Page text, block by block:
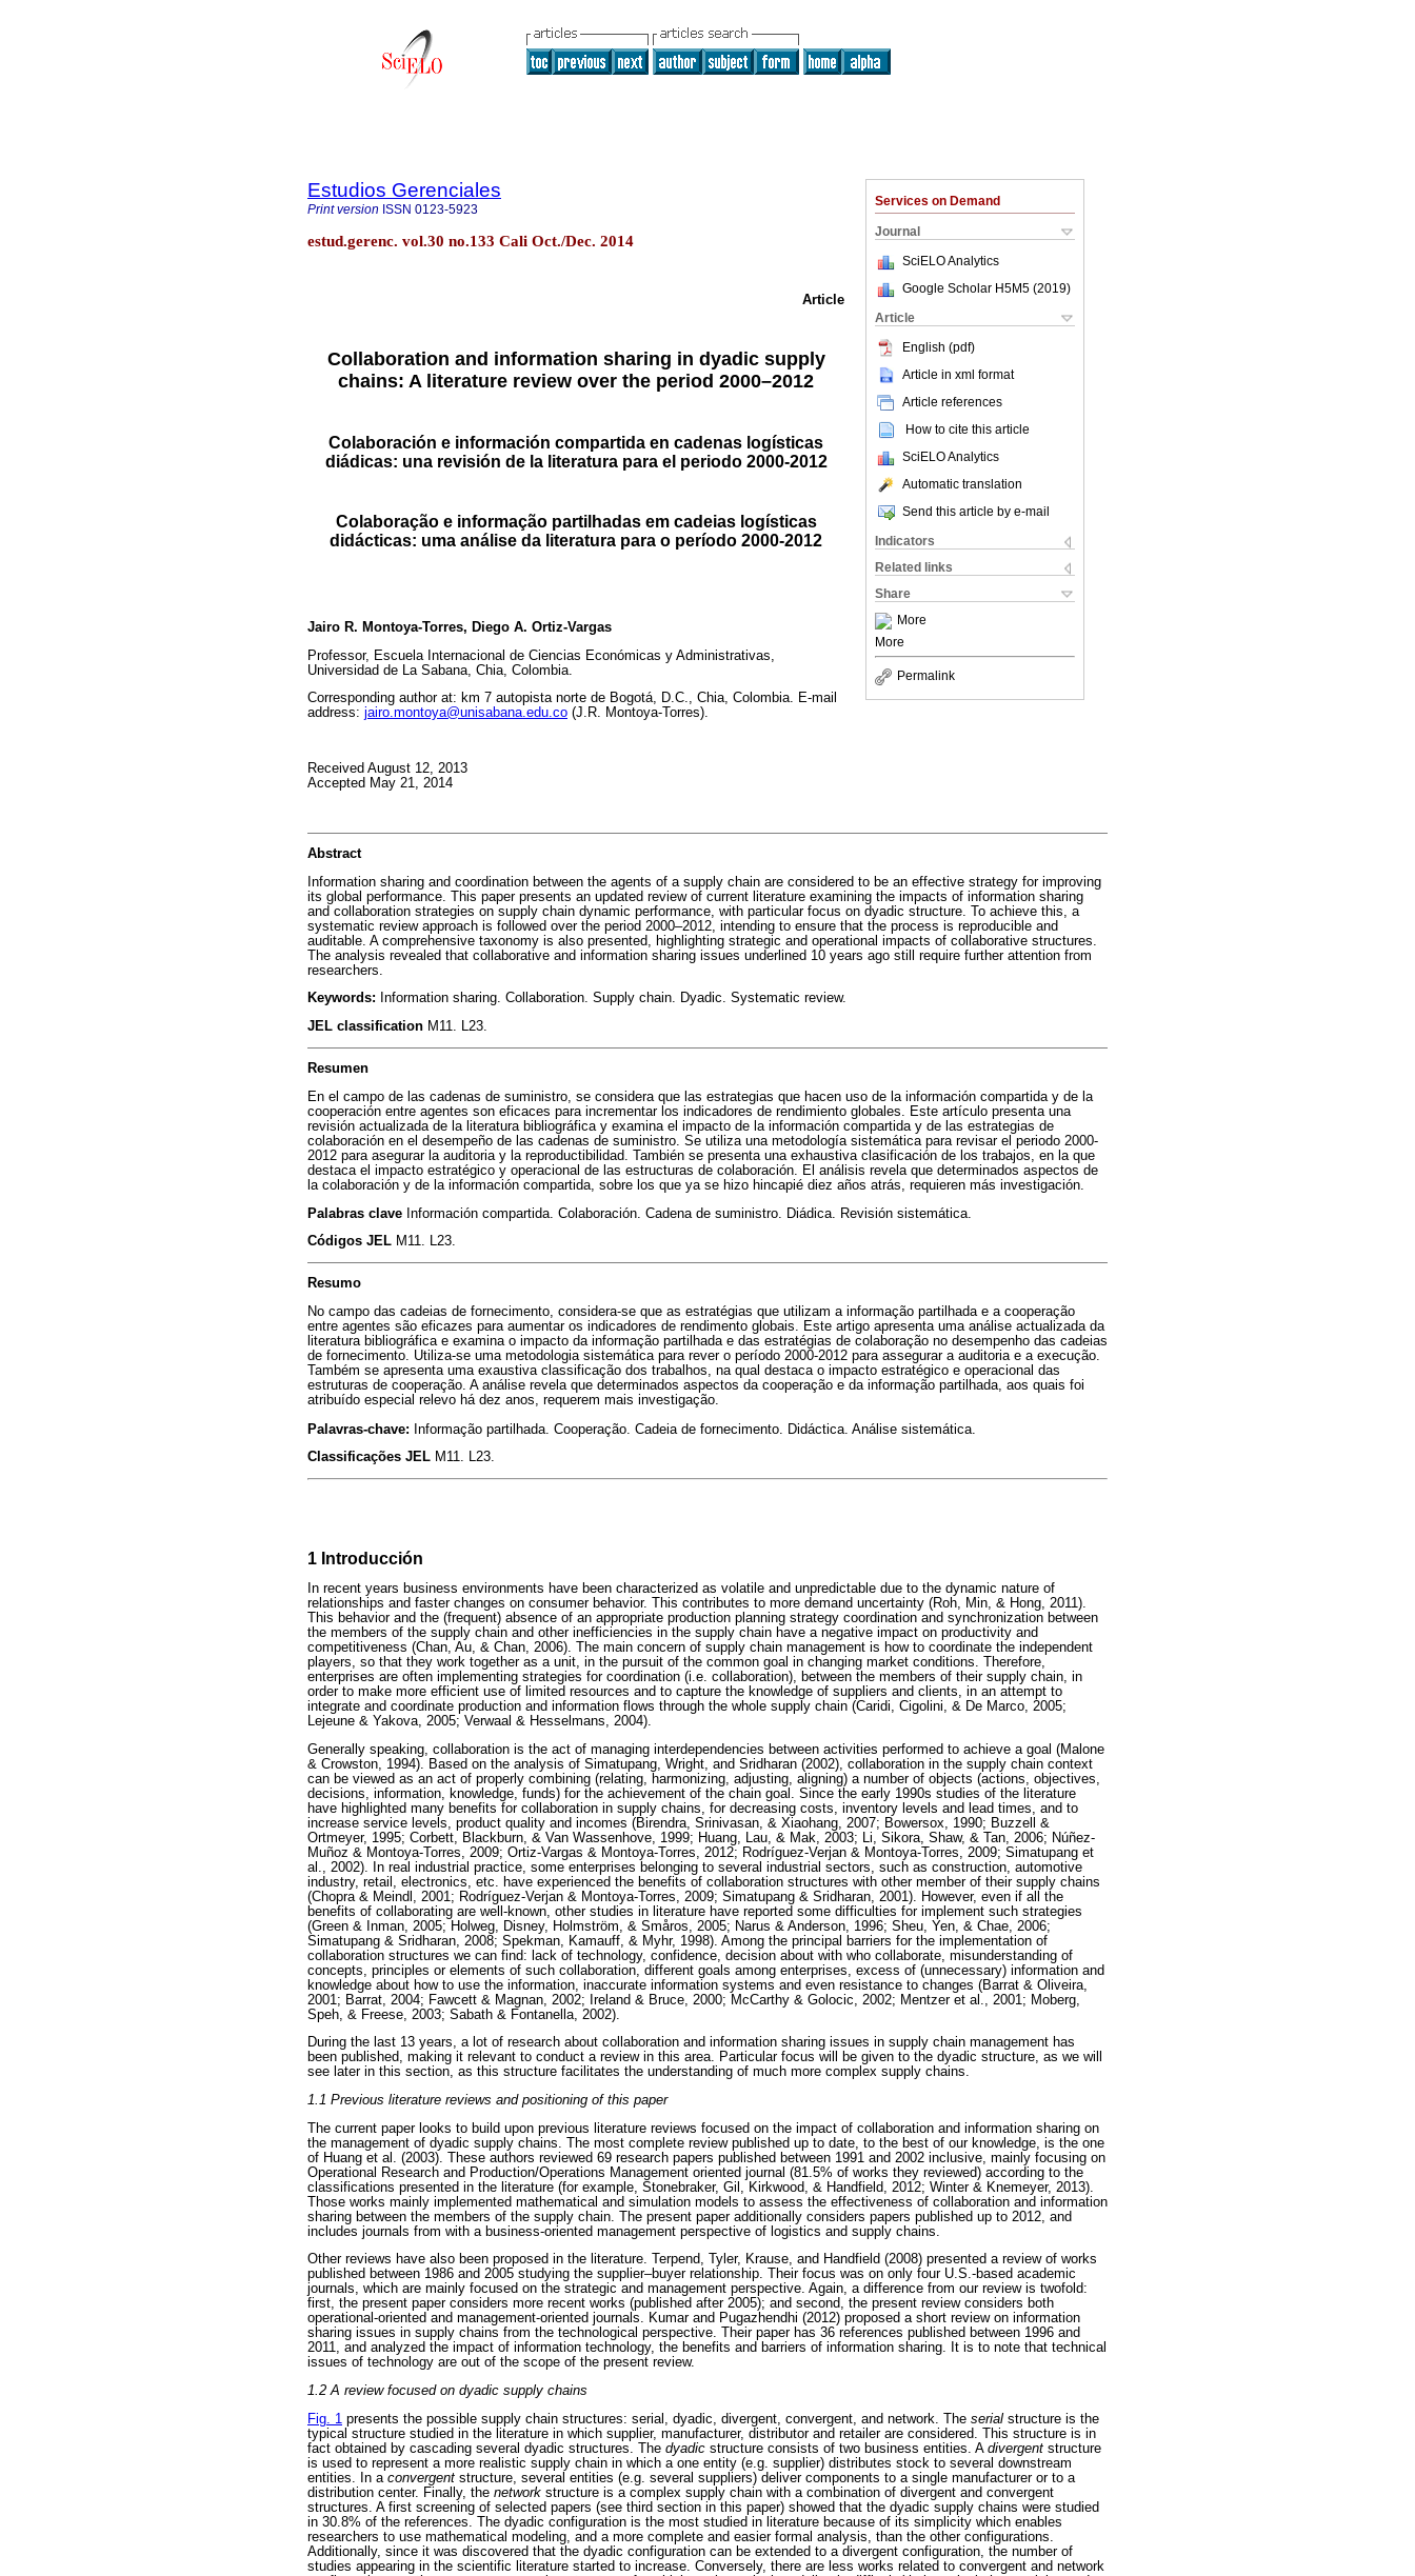
Services on Demand
Journal
SciELO Analytics
Google Scholar H5M5 (2019)
Article
English (pdf)
Article in xml format
Article references
How to cite this article
SciELO Analytics
Automatic translation
Send this article by e-mail
Indicators
Related links
Share
More
More
Permalink
Estudios Gerenciales
Print version ISSN 0123-5923
estud.gerenc. vol.30 no.133 Cali Oct./Dec. 2014
Article
Collaboration and information sharing in dyadic supply
chains: A literature review over the period 2000–2012
Colaboración e información compartida en cadenas logísticas
diádicas: una revisión de la literatura para el periodo 2000-2012
Colaboração e informação partilhadas em cadeias logísticas
didácticas: uma análise da literatura para o período 2000-2012
Jairo R. Montoya-Torres, Diego A. Ortiz-Vargas
Professor, Escuela Internacional de Ciencias Económicas y Administrativas,
Universidad de La Sabana, Chia, Colombia.
Corresponding author at: km 7 autopista norte de Bogotá, D.C., Chia, Colombia. E-mail
address: jairo.montoya@unisabana.edu.co (J.R. Montoya-Torres).
Received August 12, 2013
Accepted May 21, 2014
Abstract
Information sharing and coordination between the agents of a supply chain are considered to be an effective strategy for improving
its global performance. This paper presents an updated review of current literature examining the impacts of information sharing
and collaboration strategies on supply chain dynamic performance, with particular focus on dyadic structure. To achieve this, a
systematic review approach is followed over the period 2000–2012, intending to ensure that the process is reproducible and
auditable. A comprehensive taxonomy is also presented, highlighting strategic and operational impacts of collaborative structures.
The analysis revealed that collaborative and information sharing issues underlined 10 years ago still require further attention from
researchers.
Keywords: Information sharing. Collaboration. Supply chain. Dyadic. Systematic review.
JEL classification M11. L23.
Resumen
En el campo de las cadenas de suministro, se considera que las estrategias que hacen uso de la información compartida y de la
cooperación entre agentes son eficaces para incrementar los indicadores de rendimiento globales. Este artículo presenta una
revisión actualizada de la literatura bibliográfica y examina el impacto de la información compartida y de las estrategias de
colaboración en el desempeño de las cadenas de suministro. Se utiliza una metodología sistemática para revisar el periodo 2000-
2012 para asegurar la auditoria y la reproductibilidad. También se presenta una exhaustiva clasificación de los trabajos, en la que
destaca el impacto estratégico y operacional de las estructuras de colaboración. El análisis revela que determinados aspectos de
la colaboración y de la información compartida, sobre los que ya se hizo hincapié diez años atrás, requieren más investigación.
Palabras clave Información compartida. Colaboración. Cadena de suministro. Diádica. Revisión sistemática.
Códigos JEL M11. L23.
Resumo
No campo das cadeias de fornecimento, considera-se que as estratégias que utilizam a informação partilhada e a cooperação
entre agentes são eficazes para aumentar os indicadores de rendimento globais. Este artigo apresenta uma análise actualizada da
literatura bibliográfica e examina o impacto da informação partilhada e das estratégias de colaboração no desempenho das cadeias
de fornecimento. Utiliza-se uma metodologia sistemática para rever o período 2000-2012 para assegurar a auditoria e a execução.
Também se apresenta uma exaustiva classificação dos trabalhos, na qual destaca o impacto estratégico e operacional das
estruturas de cooperação. A análise revela que determinados aspectos da cooperação e da informação partilhada, aos quais foi
atribuído especial relevo há dez anos, requerem mais investigação.
Palavras-chave: Informação partilhada. Cooperação. Cadeia de fornecimento. Didáctica. Análise sistemática.
Classificações JEL M11. L23.
1 Introducción
In recent years business environments have been characterized as volatile and unpredictable due to the dynamic nature of
relationships and faster changes on consumer behavior. This contributes to more demand uncertainty (Roh, Min, & Hong, 2011).
This behavior and the (frequent) absence of an appropriate production planning strategy coordination and synchronization between
the members of the supply chain and other inefficiencies in the supply chain have a negative impact on productivity and
competitiveness (Chan, Au, & Chan, 2006). The main concern of supply chain management is how to coordinate the independent
players, so that they work together as a unit, in the pursuit of the common goal in changing market conditions. Therefore,
enterprises are often implementing strategies for coordination (i.e. collaboration), between the members of their supply chain, in
order to make more efficient use of limited resources and to capture the knowledge of suppliers and clients, in an attempt to
integrate and coordinate production and information flows through the whole supply chain (Caridi, Cigolini, & De Marco, 2005;
Lejeune & Yakova, 2005; Verwaal & Hesselmans, 2004).
Generally speaking, collaboration is the act of managing interdependencies between activities performed to achieve a goal (Malone
& Crowston, 1994). Based on the analysis of Simatupang, Wright, and Sridharan (2002), collaboration in the supply chain context
can be viewed as an act of properly combining (relating, harmonizing, adjusting, aligning) a number of objects (actions, objectives,
decisions, information, knowledge, funds) for the achievement of the chain goal. Since the early 1990s studies of the literature
have highlighted many benefits for collaboration in supply chains, for decreasing costs, inventory levels and lead times, and to
increase service levels, product quality and incomes (Birendra, Srinivasan, & Xiaohang, 2007; Bowersox, 1990; Buzzell &
Ortmeyer, 1995; Corbett, Blackburn, & Van Wassenhove, 1999; Huang, Lau, & Mak, 2003; Li, Sikora, Shaw, & Tan, 2006; Núñez-
Muñoz & Montoya-Torres, 2009; Ortiz-Vargas & Montoya-Torres, 2012; Rodríguez-Verjan & Montoya-Torres, 2009; Simatupang et
al., 2002). In real industrial practice, some enterprises belonging to several industrial sectors, such as construction, automotive
industry, retail, electronics, etc. have experienced the benefits of collaboration structures with other member of their supply chains
(Chopra & Meindl, 2001; Rodríguez-Verjan & Montoya-Torres, 2009; Simatupang & Sridharan, 2001). However, even if all the
benefits of collaborating are well-known, other studies in literature have reported some difficulties for implement such strategies
(Green & Inman, 2005; Holweg, Disney, Holmström, & Småros, 2005; Narus & Anderson, 1996; Sheu, Yen, & Chae, 2006;
Simatupang & Sridharan, 2008; Spekman, Kamauff, & Myhr, 1998). Among the principal barriers for the implementation of
collaboration structures we can find: lack of technology, confidence, decision about with who collaborate, misunderstanding of
concepts, principles or elements of such collaboration, different goals among enterprises, excess of (unnecessary) information and
knowledge about how to use the information, inaccurate information systems and even resistance to changes (Barrat & Oliveira,
2001; Barrat, 2004; Fawcett & Magnan, 2002; Ireland & Bruce, 2000; McCarthy & Golocic, 2002; Mentzer et al., 2001; Moberg,
Speh, & Freese, 2003; Sabath & Fontanella, 2002).
During the last 13 years, a lot of research about collaboration and information sharing issues in supply chain management has
been published, making it relevant to conduct a review in this area. Particular focus will be given to the dyadic structure, as we will
see later in this section, as this structure facilitates the understanding of much more complex supply chains.
1.1 Previous literature reviews and positioning of this paper
The current paper looks to build upon previous literature reviews focused on the impact of collaboration and information sharing on
the management of dyadic supply chains. The most complete review published up to date, to the best of our knowledge, is the one
of Huang et al. (2003). These authors reviewed 69 research papers published between 1991 and 2002 inclusive, mainly focusing on
Operational Research and Production/Operations Management oriented journal (81.5% of works they reviewed) according to the
classifications presented in the literature (for example, Stonebraker, Gil, Kirkwood, & Handfield, 2012; Winter & Knemeyer, 2013).
Those works mainly implemented mathematical and simulation models to assess the effectiveness of collaboration and information
sharing between the members of the supply chain. The present paper additionally considers papers published up to 2012, and
includes journals from with a business-oriented management perspective of logistics and supply chains.
Other reviews have also been proposed in the literature. Terpend, Tyler, Krause, and Handfield (2008) presented a review of works
published between 1986 and 2005 studying the supplier–buyer relationship. Their focus was on only four U.S.-based academic
journals, which are mainly focused on the strategic and management perspective. Again, a difference from our review is twofold:
first, the present paper considers more recent works (published after 2005); and second, the present review considers both
operational-oriented and management-oriented journals. Kumar and Pugazhendhi (2012) proposed a short review on information
sharing issues in supply chains from the technological perspective. Their paper has 36 references published between 1996 and
2011, and analyzed the impact of information technology, the benefits and barriers of information sharing. It is to note that technical
issues of technology are out of the scope of the present review.
1.2 A review focused on dyadic supply chains
Fig. 1 presents the possible supply chain structures: serial, dyadic, divergent, convergent, and network. The serial structure is the
typical structure studied in the literature in which supplier, manufacturer, distributor and retailer are considered. This structure is in
fact obtained by cascading several dyadic structures. The dyadic structure consists of two business entities. A divergent structure
is used to represent a more realistic supply chain in which a one entity (e.g. supplier) distributes stock to several downstream
entities. In a convergent structure, several entities (e.g. several suppliers) deliver components to a single manufacturer or to a
distribution center. Finally, the network structure is a complex supply chain with a combination of divergent and convergent
structures. A first screening of selected papers (see third section in this paper) showed that the dyadic supply chains were studied
in 30.8% of the references. The dyadic configuration is the most studied in literature because of its simplicity which enables
researchers to use mathematical modeling, and a more complete and easier formal analysis, than the other configurations.
Additionally, since it was discovered that the dyadic configuration can be extended to a divergent configuration, the number of
studies appearing in the scientific literature started to increase. Conversely, there are less works related to convergent and network